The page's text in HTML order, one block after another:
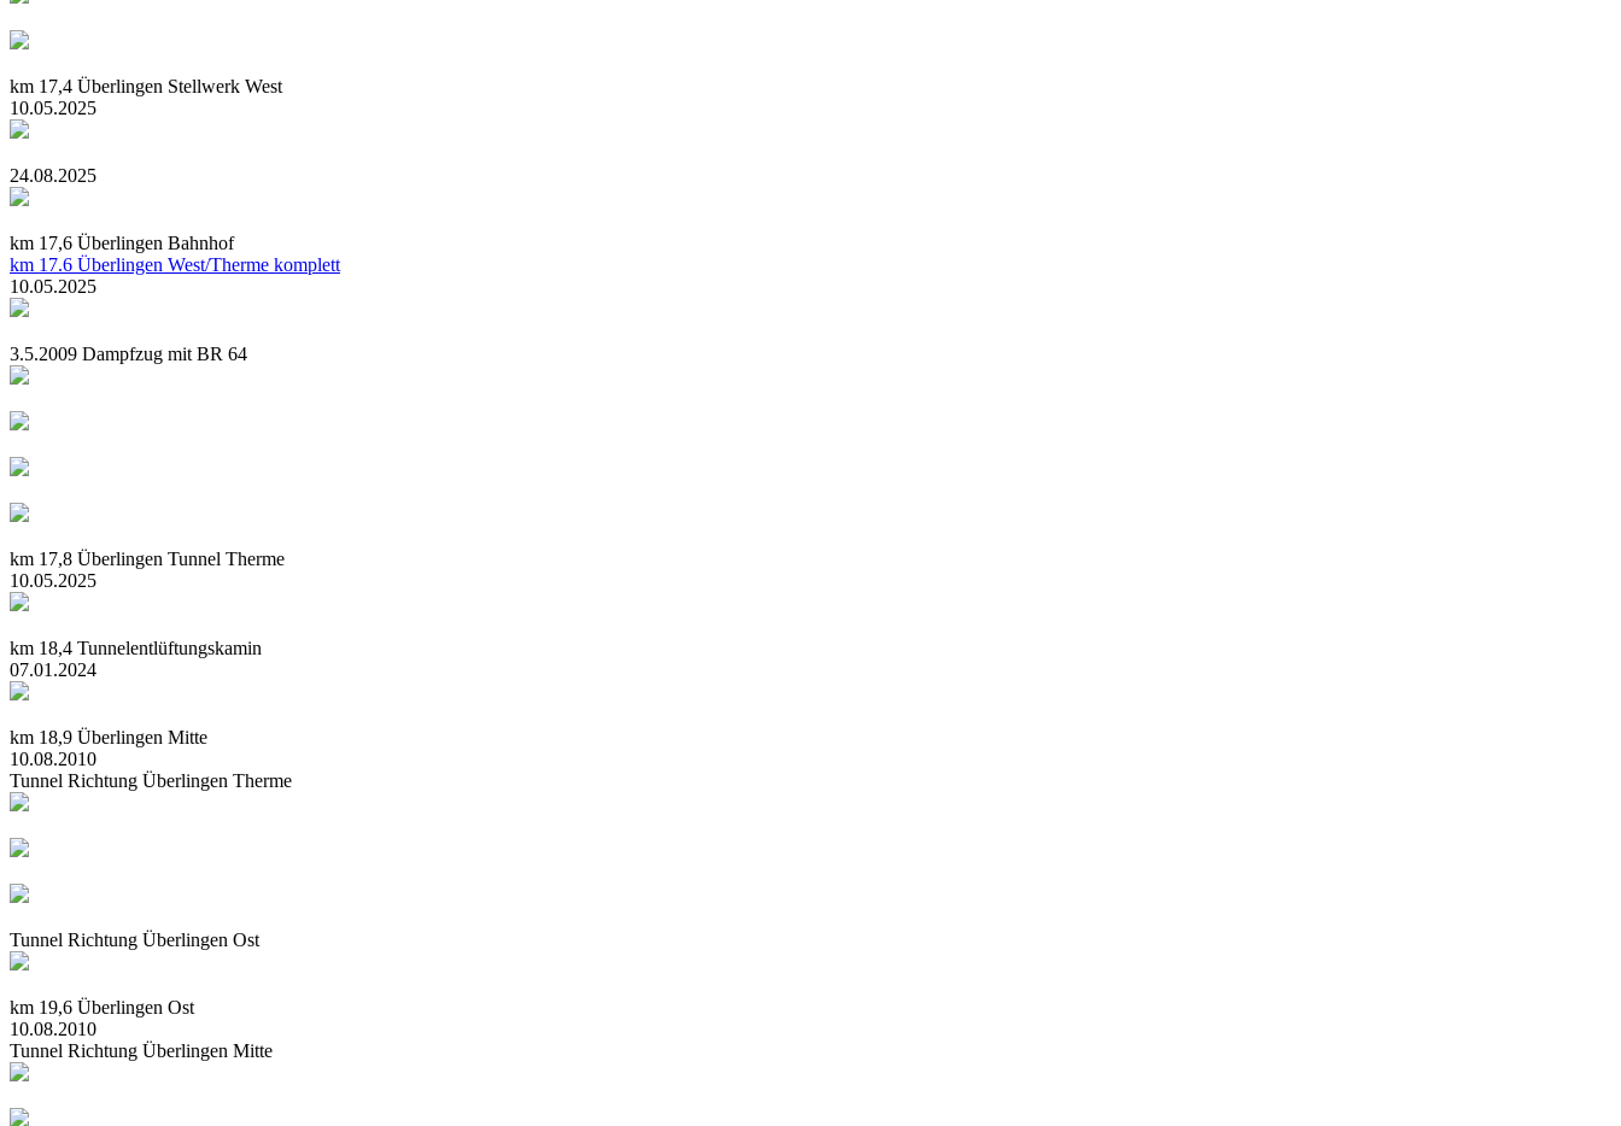
km 17,4 Überlingen Stellwerk West
10.05.2025
24.08.2025
km 17,6 Überlingen Bahnhof
km 17.6 Überlingen West/Therme komplett
10.05.2025
3.5.2009 Dampfzug mit BR 64
km 17,8 Überlingen Tunnel Therme
10.05.2025
km 18,4 Tunnelentlüftungskamin
07.01.2024
km 18,9 Überlingen Mitte
10.08.2010
Tunnel Richtung Überlingen Therme
Tunnel Richtung Überlingen Ost
km 19,6 Überlingen Ost
10.08.2010
Tunnel Richtung Überlingen Mitte